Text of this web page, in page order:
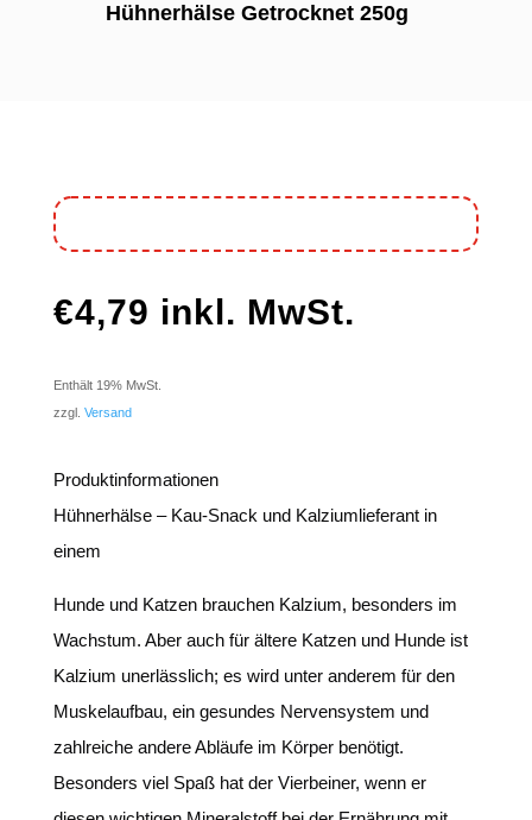
Hühnerhälse Getrocknet 250g
€4,79 inkl. MwSt.
Enthält 19% MwSt.
zzgl. Versand
Produktinformationen
Hühnerhälse – Kau-Snack und Kalziumlieferant in
einem
Hunde und Katzen brauchen Kalzium, besonders im
Wachstum. Aber auch für ältere Katzen und Hunde ist
Kalzium unerlässlich; es wird unter anderem für den
Muskelaufbau, ein gesundes Nervensystem und
zahlreiche andere Abläufe im Körper benötigt.
Besonders viel Spaß hat der Vierbeiner, wenn er